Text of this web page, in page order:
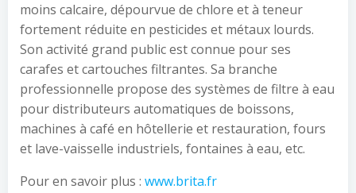
moins calcaire, dépourvue de chlore et à teneur
fortement réduite en pesticides et métaux lourds.
Son activité grand public est connue pour ses
carafes et cartouches filtrantes. Sa branche
professionnelle propose des systèmes de filtre à eau
pour distributeurs automatiques de boissons,
machines à café en hôtellerie et restauration, fours
et lave-vaisselle industriels, fontaines à eau, etc.
Pour en savoir plus : www.brita.fr